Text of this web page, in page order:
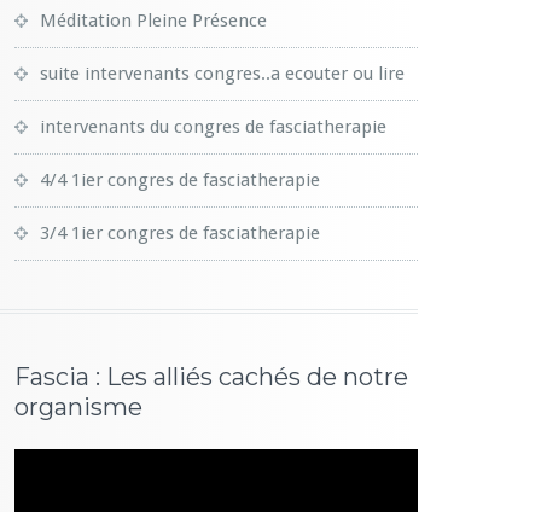
Méditation Pleine Présence
suite intervenants congres..a ecouter ou lire
intervenants du congres de fasciatherapie
4/4 1ier congres de fasciatherapie
3/4 1ier congres de fasciatherapie
Fascia : Les alliés cachés de notre
organisme